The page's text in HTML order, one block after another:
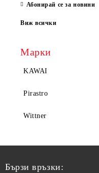
Абонирай се за новини
Виж всички
Марки
KAWAI
Pirastro
Wittner
Бързи връзки: